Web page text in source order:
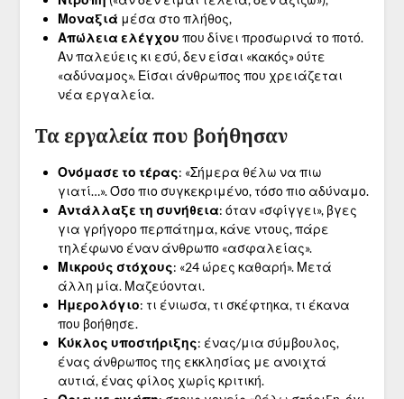
Μοναξιά μέσα στο πλήθος,
Απώλεια ελέγχου που δίνει προσωρινά το ποτό.
Αν παλεύεις κι εσύ, δεν είσαι «κακός» ούτε
«αδύναμος». Είσαι άνθρωπος που χρειάζεται
νέα εργαλεία.
Τα εργαλεία που βοήθησαν
Ονόμασε το τέρας: «Σήμερα θέλω να πιω
γιατί…». Όσο πιο συγκεκριμένο, τόσο πιο αδύναμο.
Αντάλλαξε τη συνήθεια: όταν «σφίγγει», βγες
για γρήγορο περπάτημα, κάνε ντους, πάρε
τηλέφωνο έναν άνθρωπο «ασφαλείας».
Μικρούς στόχους: «24 ώρες καθαρή». Μετά
άλλη μία. Μαζεύονται.
Ημερολόγιο: τι ένιωσα, τι σκέφτηκα, τι έκανα
που βοήθησε.
Κύκλος υποστήριξης: ένας/μια σύμβουλος,
ένας άνθρωπος της εκκλησίας με ανοιχτά
αυτιά, ένας φίλος χωρίς κριτική.